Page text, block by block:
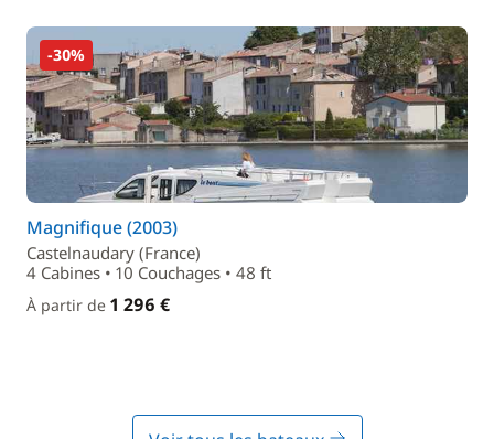
-30%
Magnifique (2003)
Castelnaudary (France)
4 Cabines • 10 Couchages • 48 ft
À partir de 1 296 €